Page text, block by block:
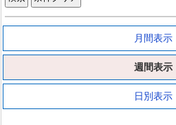
月間表示
週間表示
日別表示